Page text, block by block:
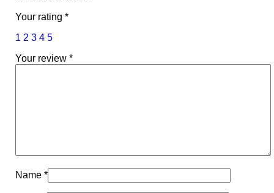
Your rating *
1 2 3 4 5
Your review *
Name *